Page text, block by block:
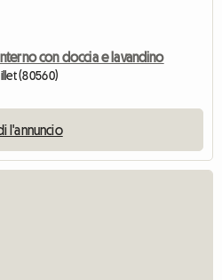
con doccia e lavandino
(80560)
l'annuncio